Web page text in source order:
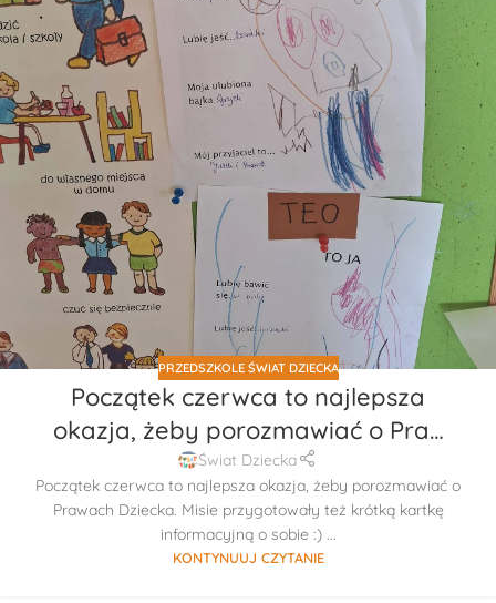
PRZEDSZKOLE ŚWIAT DZIECKA
Początek czerwca to najlepsza
okazja, żeby porozmawiać o Pra…
Świat Dziecka
Początek czerwca to najlepsza okazja, żeby porozmawiać o
Prawach Dziecka. Misie przygotowały też krótką kartkę
informacyjną o sobie :) ...
KONTYNUUJ CZYTANIE